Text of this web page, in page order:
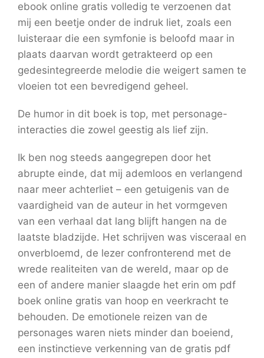
ebook online gratis volledig te verzoenen dat
mij een beetje onder de indruk liet, zoals een
luisteraar die een symfonie is beloofd maar in
plaats daarvan wordt getrakteerd op een
gedesintegreerde melodie die weigert samen te
vloeien tot een bevredigend geheel.
De humor in dit boek is top, met personage-
interacties die zowel geestig als lief zijn.
Ik ben nog steeds aangegrepen door het
abrupte einde, dat mij ademloos en verlangend
naar meer achterliet – een getuigenis van de
vaardigheid van de auteur in het vormgeven
van een verhaal dat lang blijft hangen na de
laatste bladzijde. Het schrijven was visceraal en
onverbloemd, de lezer confronterend met de
wrede realiteiten van de wereld, maar op de
een of andere manier slaagde het erin om pdf
boek online gratis van hoop en veerkracht te
behouden. De emotionele reizen van de
personages waren niets minder dan boeiend,
een instinctieve verkenning van de gratis pdf